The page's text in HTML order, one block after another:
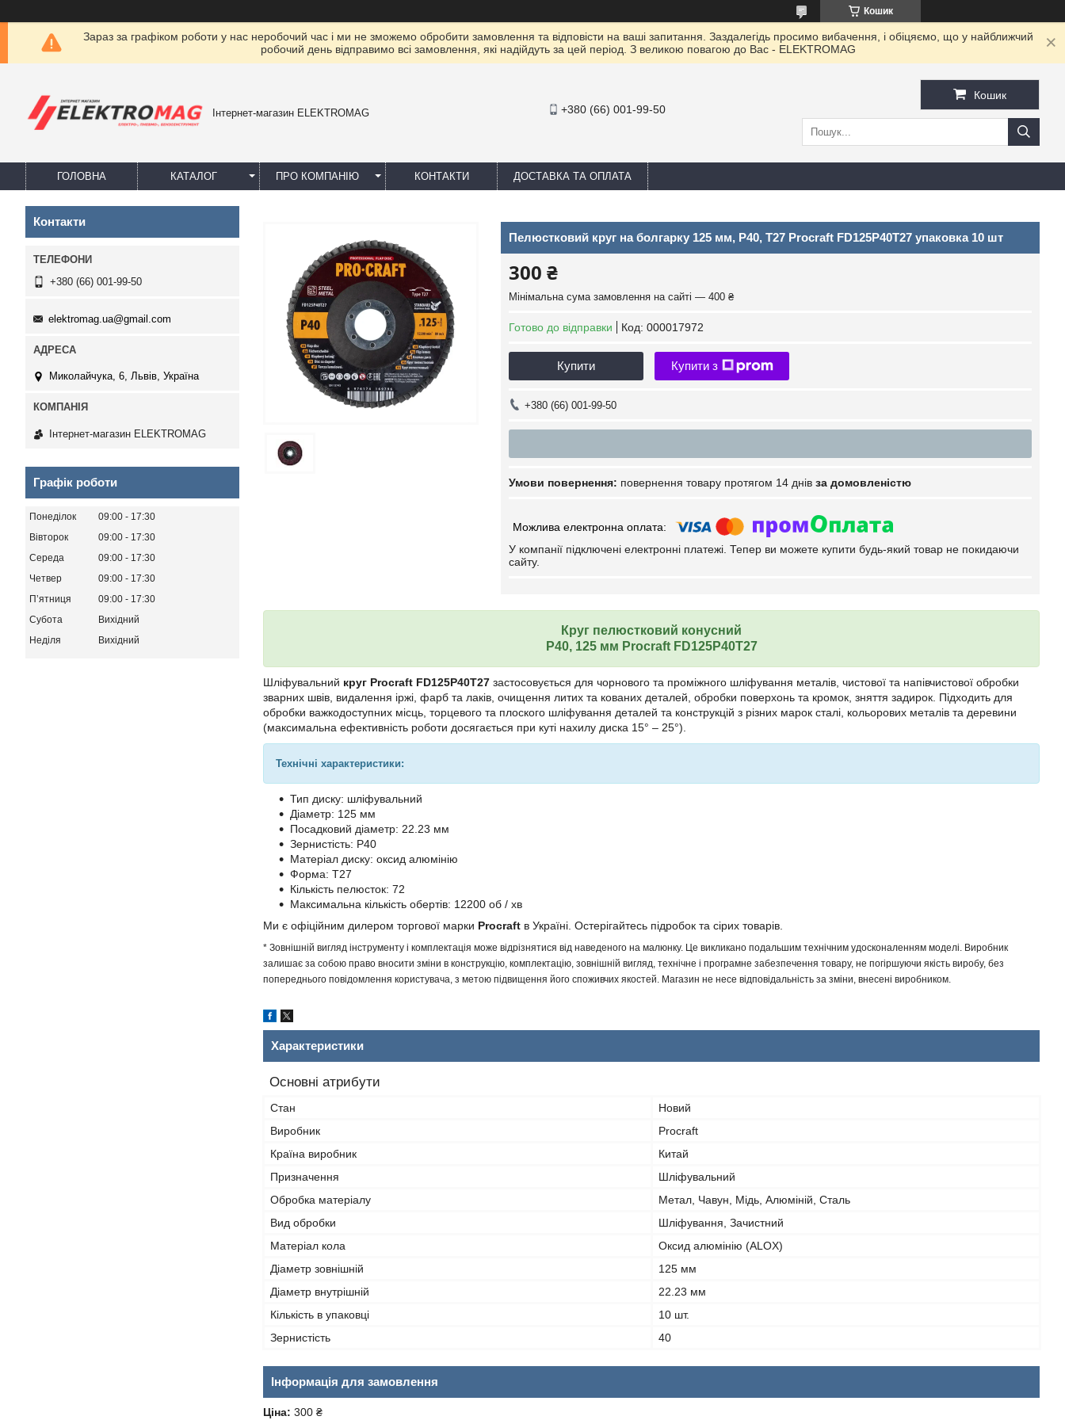
Кошик
Зараз за графіком роботи у нас неробочий час і ми не зможемо обробити замовлення та відповісти на ваші запитання. Заздалегідь просимо вибачення, і обіцяємо, що у найближчий
робочий день відправимо всі замовлення, які надійдуть за цей період. З великою повагою до Ваc - ELEKTROMAG
Інтернет-магазин ELEKTROMAG +380 (66) 001-99-50
Кошик
ГОЛОВНА КАТАЛОГ ПРО КОМПАНІЮ КОНТАКТИ ДОСТАВКА ТА ОПЛАТА
Пелюстковий круг на болгарку 125 мм, Р40, T27 Procraft FD125P40T27 упаковка 10 шт
300 ₴
Мінімальна сума замовлення на сайті — 400 ₴
Готово до відправки Код: 000017972
Купити Купити з
+380 (66) 001-99-50
повернення товару протягом 14 днів за домовленістю
У компанії підключені електронні платежі. Тепер ви можете купити будь-який товар не покидаючи
сайту.
Круг пелюстковий конусний
Р40, 125 мм Procraft FD125P40T27
Шліфувальний круг Procraft FD125P40T27 застосовується для чорнового та проміжного шліфування металів, чистової та напівчистової обробки
зварних швів, видалення іржі, фарб та лаків, очищення литих та кованих деталей, обробки поверхонь та кромок, зняття задирок. Підходить для
обробки важкодоступних місць, торцевого та плоского шліфування деталей та конструкцій з різних марок сталі, кольорових металів та деревини
(максимальна ефективність роботи досягається при куті нахилу диска 15° – 25°).
Технічні характеристики:
Тип диску: шліфувальний
Діаметр: 125 мм
Посадковий діаметр: 22.23 мм
Зернистість: Р40
Матеріал диску: оксид алюмінію
Форма: T27
Кількість пелюсток: 72
Максимальна кількість обертів: 12200 об / хв
Ми є офіційним дилером торгової марки Procraft в Україні. Остерігайтесь підробок та сірих товарів.
* Зовнішній вигляд інструменту і комплектація може відрізнятися від наведеного на малюнку. Це викликано подальшим технічним удосконаленням моделі. Виробник
залишає за собою право вносити зміни в конструкцію, комплектацію, зовнішній вигляд, технічне і програмне забезпечення товару, не погіршуючи якість виробу, без
попереднього повідомлення користувача, з метою підвищення його споживчих якостей. Магазин не несе відповідальність за зміни, внесені виробником.
Характеристики
Основні атрибути
Стан
Новий
Виробник
Procraft
Країна виробник
Китай
Призначення
Шліфувальний
Обробка матеріалу
Метал, Чавун, Мідь, Алюміній, Сталь
Вид обробки
Шліфування, Зачистний
Матеріал кола
Оксид алюмінію (ALOX)
Діаметр зовнішній
125 мм
Діаметр внутрішній
22.23 мм
Кількість в упаковці
10 шт.
Зернистість
40
Інформація для замовлення
Ціна: 300 ₴
Контакти
+380 (66) 001-99-50
elektromag.ua@gmail.com
Миколайчука, 6, Львів, Україна
Інтернет-магазин ELEKTROMAG
Графік роботи
Понеділок 09:00
17:30
Вівторок
09:00
17:30
Середа
09:00
17:30
Четвер
09:00
17:30
Пʼятниця
09:00
17:30
Субота
Вихідний
Неділя
Вихідний